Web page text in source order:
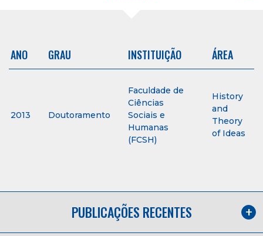
ANO GRAU INSTITUIÇÃO ÁREA
2013 Doutoramento
Faculdade de
Ciências
Sociais e
Humanas
(FCSH)
History
and
Theory
of Ideas
PUBLICAÇÕES RECENTES